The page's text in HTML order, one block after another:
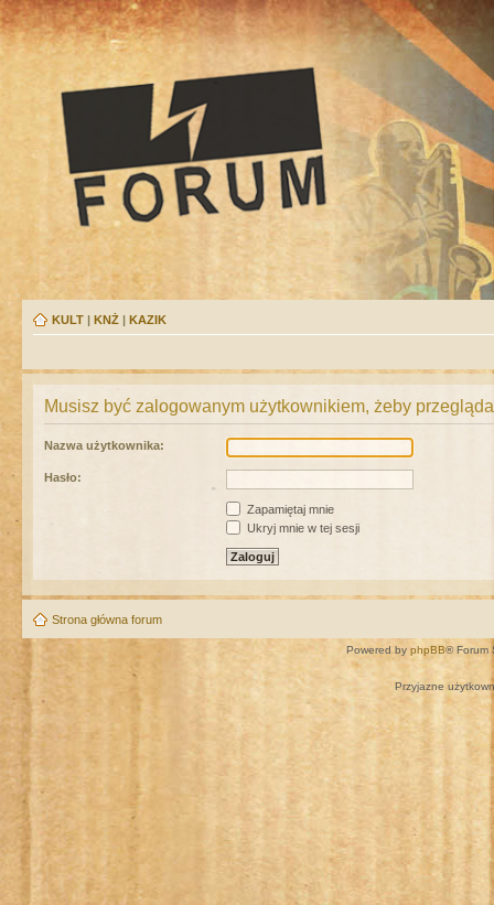
KULT | KNŻ | KAZIK
Musisz być zalogowanym użytkownikiem, żeby
Nazwa użytkownika:
Hasło:
Zapamiętaj mnie
Ukryj mnie w tej sesji
Strona główna forum
Powered by phpBB® Forum
Przyjazne